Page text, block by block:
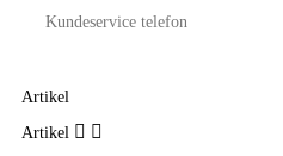
Kundeservice telefon
Artikel
Artikel  